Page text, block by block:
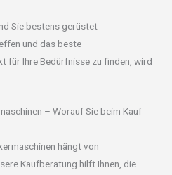
Sie bestens gerüstet
und das beste
für Ihre Bedürfnisse zu finden, wird
– Worauf Sie beim Kauf
hängt von
Kaufberatung hilft Ihnen, die